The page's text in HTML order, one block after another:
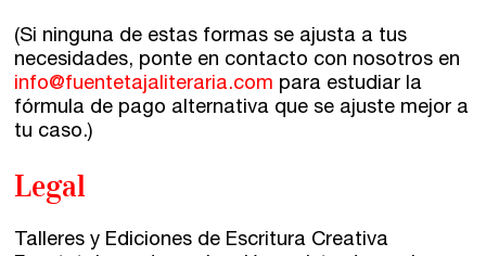
(Si ninguna de estas formas se ajusta a tus
necesidades, ponte en contacto con nosotros en
info@fuentetajaliteraria.com para estudiar la
fórmula de pago alternativa que se ajuste mejor a
tu caso.)
Legal
Talleres y Ediciones de Escritura Creativa